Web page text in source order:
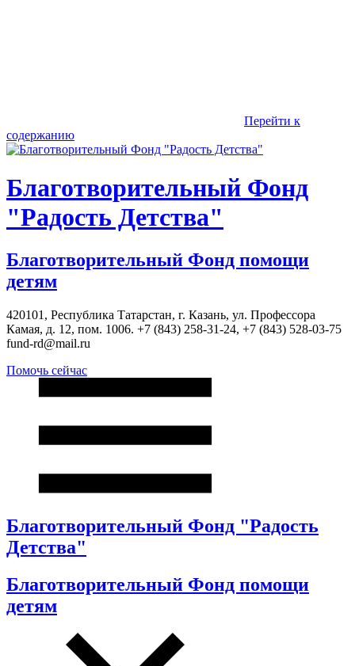
Перейти к
содержанию
Благотворительный Фонд
"Радость Детства"
Благотворительный Фонд помощи
детям
420101, Республика Татарстан, г. Казань, ул. Профессора
Камая, д. 12, пом. 1006. +7 (843) 258-31-24, +7 (843) 528-03-75
fund-rd@mail.ru
Помочь сейчас
Благотворительный Фонд "Радость
Детства"
Благотворительный Фонд помощи
детям